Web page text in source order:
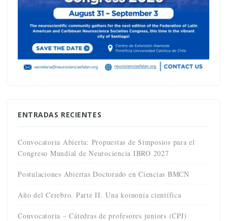
ENTRADAS RECIENTES
Convocatoria Abierta: Propuestas de Simposios para el
Congreso Mundial de Neurociencia IBRO 2027
Postulaciones Abiertas Doctorado en Ciencias BMCN
Año del Cerebro. Parte II. Una koinonía científica
Convocatoria – Cátedras de profesores juniors (CPJ)